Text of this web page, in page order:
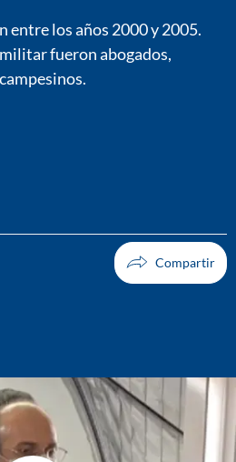
entre los años 2000 y 2005.
fueron abogados,